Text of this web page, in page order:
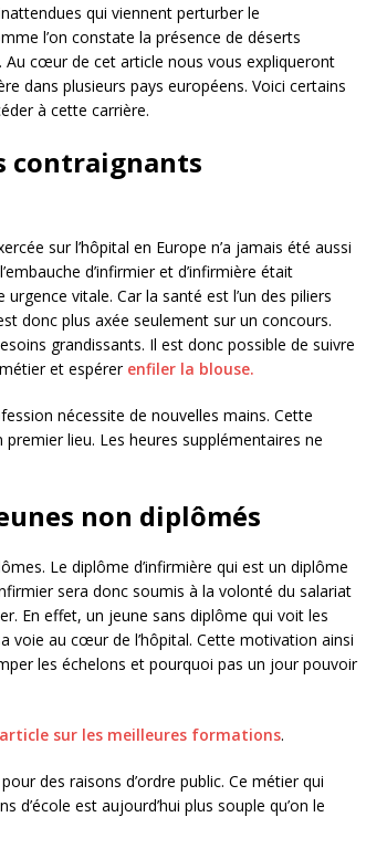
qui viennent perturber le
l’on constate la présence de déserts
cœur de cet article nous vous expliqueront
dans plusieurs pays européens. Voici certains
à cette carrière.
contraignants
sur l’hôpital en Europe n’a jamais été aussi
d’infirmier et d’infirmière était
vitale. Car la santé est l’un des piliers
donc plus axée seulement sur un concours.
grandissants. Il est donc possible de suivre
et espérer enfiler la blouse.
nécessite de nouvelles mains. Cette
lieu. Les heures supplémentaires ne
non diplômés
Le diplôme d’infirmière qui est un diplôme
sera donc soumis à la volonté du salariat
En effet, un jeune sans diplôme qui voit les
voie au cœur de l’hôpital. Cette motivation ainsi
les échelons et pourquoi pas un jour pouvoir
sur les meilleures formations.
des raisons d’ordre public. Ce métier qui
d’école est aujourd’hui plus souple qu’on le